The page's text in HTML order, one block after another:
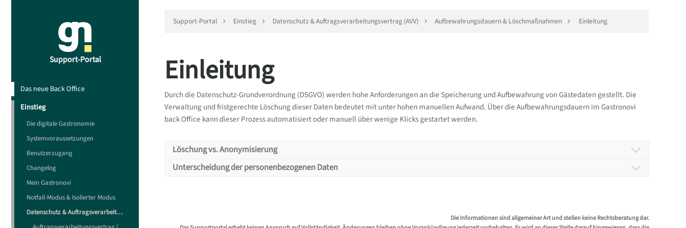
Support-Portal
Das neue Back Office
Einstieg
Die digitale Gastronomie
Systemvoraussetzungen
Benutzerzugang
Changelog
Mein Gastronovi
Notfall-Modus & Isolierter Modus
Datenschutz & Auftragsverarbeitungsvertrag (AVV)
Support-Portal Einstieg Datenschutz & Auftragsverarbeitungsvertrag (AVV) Aufbewahrungsdauern & Löschmaßnahmen Einleitung
Einleitung
Durch die Datenschutz-Grundverordnung (DSGVO) werden hohe Anforderungen an die Speicherung und Aufbewahrung von Gästedaten gestellt. Die
Verwaltung und fristgerechte Löschung dieser Daten bedeutet mit unter hohen manuellen Aufwand. Über die Aufbewahrungsdauern im Gastronovi
back Office kann dieser Prozess automatisiert oder manuell über wenige Klicks gestartet werden.
Löschung vs. Anonymisierung
Daten aus dem System gesprochen. Technisch ist dieser Vorgang jedoch als Anonymisierung umgesetzt, welche aber rechtlich als
Unterscheidung der personenbezogenen Daten
Es wird zwischen den folgenden Daten unterschieden: Newsletter-Abonnent, Gast ohne Verkauf, Gast, Stammgast und Firmengast.
Die Informationen sind allgemeiner Art und stellen keine Rechtsberatung dar.